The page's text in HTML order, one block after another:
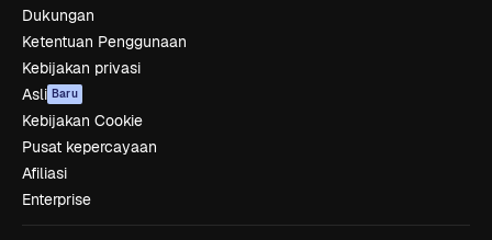
Dukungan
Ketentuan Penggunaan
Kebijakan privasi
Asli Baru
Kebijakan Cookie
Pusat kepercayaan
Afiliasi
Enterprise